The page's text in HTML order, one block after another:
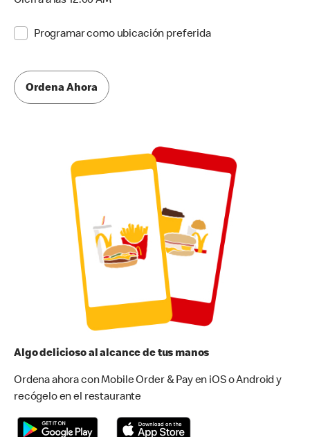
Programar como ubicación preferida
Ordena Ahora
Algo delicioso al alcance de tus manos
Ordena ahora con Mobile Order & Pay en iOS o Android y
recógelo en el restaurante